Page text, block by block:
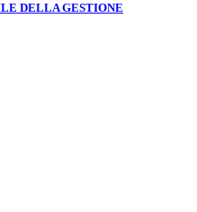
DELLA GESTIONE